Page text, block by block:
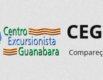
CEG